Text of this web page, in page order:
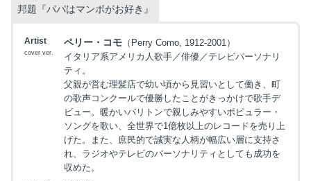
邦題『パパはマンボがお好き』
Artist
cover ver.
ペリー・コモ（Perry Como, 1912-2001）
イタリア系アメリカ人歌手／俳優／テレビパーソナリ
ティ。
父親が営む理髪店で幼い頃から見習いとして働き、町
の歌声コンクールで優勝したことがきっかけで歌手デ
ビュー。暖かいバリトンで親しみやすいポピュラー・
ソングを歌い、全世界で1億枚以上のレコードを売り上
げた。また、庶民的で誠実な人柄が幅広い層に支持さ
れ、ラジオやテレビのパーソナリティとしても成功を
収めた。